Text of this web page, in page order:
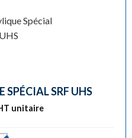
SPÉCIAL SRF UHS
unitaire